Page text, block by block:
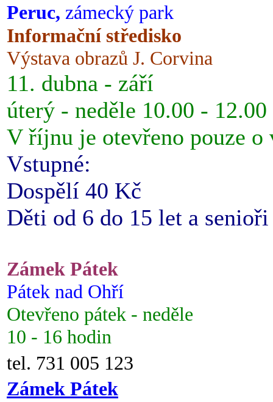
Peruc, zámecký park
Informační středisko
Výstava obrazů J. Corvina
11. dubna - září
úterý - neděle 10.00 -
V říjnu je otevřeno pouze o
Vstupné:
Dospělí 40 Kč
Děti od 6 do 15 let a
Zámek Pátek
Pátek nad Ohří
Otevřeno pátek - neděle
10 - 16 hodin
tel. 731 005 123
Zámek Pátek